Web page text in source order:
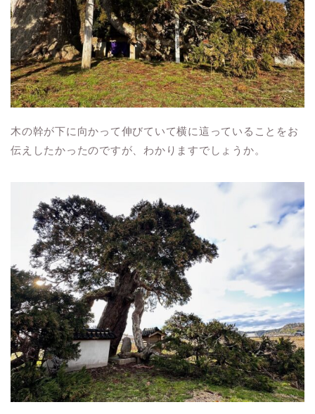
木の幹が下に向かって伸びていて横に這っていることをお
伝えしたかったのですが、わかりますでしょうか。